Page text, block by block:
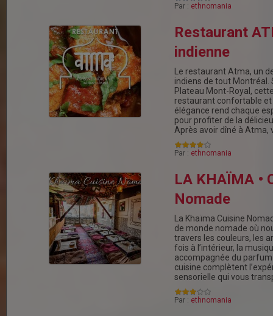
Par : ethnomania
Restaurant
indienne
Le restaurant Atma, un
indiens de tout Montréal.
Plateau Mont-Royal,
restaurant confortable
élégance rend chaque
pour profiter de la
Après avoir dîné à Atma,
Par : ethnomania
LA KHAÏMA •
Nomade
La Khaïma Cuisine
de monde nomade où
travers les couleurs, les
fois à l’intérieur, la
accompagnée du
cuisine complètent
sensorielle qui vous
Par : ethnomania